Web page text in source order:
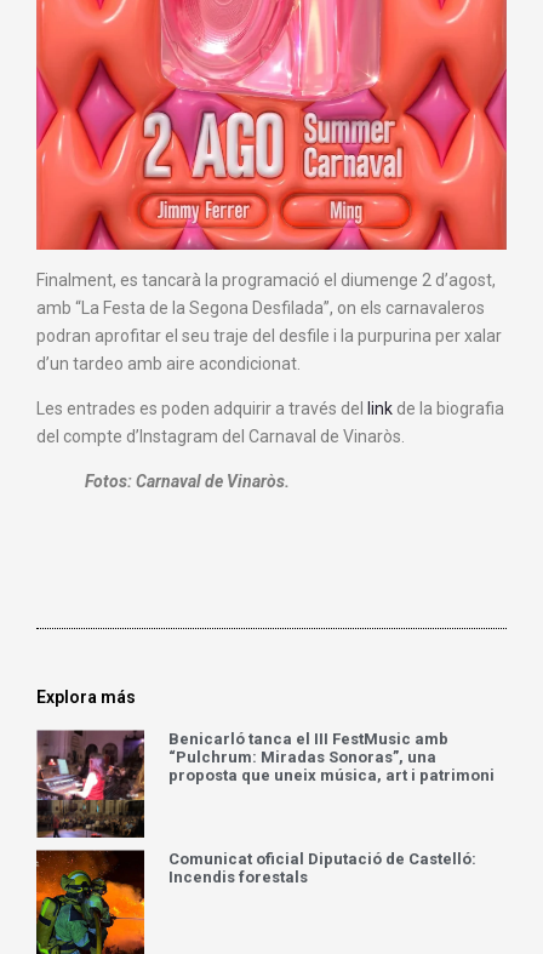
Finalment, es tancarà la programació el diumenge 2 d’agost,
amb “La Festa de la Segona Desfilada”, on els carnavaleros
podran aprofitar el seu traje del desfile i la purpurina per xalar
d’un tardeo amb aire acondicionat.
Les entrades es poden adquirir a través del link de la biografia
del compte d’Instagram del Carnaval de Vinaròs.
Fotos: Carnaval de Vinaròs.
Explora más
Benicarló tanca el III FestMusic amb
“Pulchrum: Miradas Sonoras”, una
proposta que uneix música, art i patrimoni
Comunicat oficial Diputació de Castelló:
Incendis forestals